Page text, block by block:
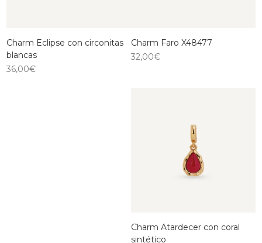
Charm Eclipse con circonitas
blancas
36,00€
Charm Faro X48477
32,00€
Charm Atardecer con coral
sintético